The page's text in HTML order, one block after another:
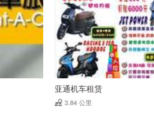
亚通机车租赁
3.84 公里